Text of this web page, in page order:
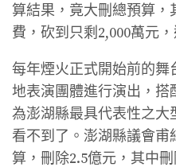
算結果，竟大刪總預算
費，砍到只剩2,000萬元
每年煙火正式開始前的
地表演團體進行演出，
為澎湖縣最具代表性之
看不到了。澎湖縣議會
算，刪除2.5億元，其中